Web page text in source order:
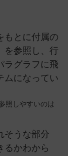
もとに付属の
を参照し、行
ラグラフに飛
ムになってい
照しやすいのは
そうな部分
るかわから